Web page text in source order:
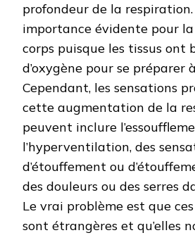
profondeur de la respiration.
importance évidente pour
corps puisque les tissus ont
d’oxygène pour se préparer
Cependant, les sensations
cette augmentation de la
peuvent inclure
l’hyperventilation, des
d’étouffement ou
des douleurs ou des serres
Le vrai problème est que
sont étrangères et qu’elles